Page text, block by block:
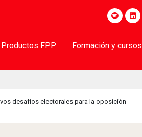
Productos FPP Formación y cursos
desafíos electorales para la oposición